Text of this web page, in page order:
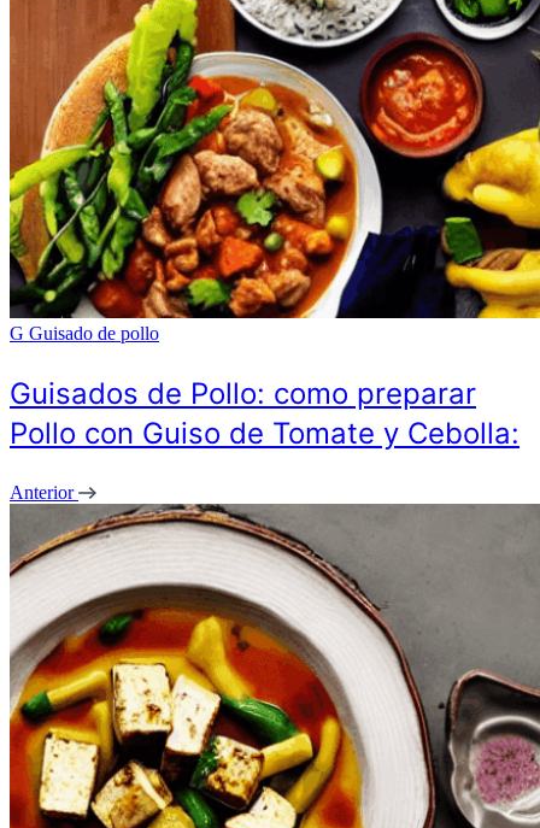
G Guisado de pollo
Guisados de Pollo: como preparar
Pollo con Guiso de Tomate y Cebolla:
Anterior